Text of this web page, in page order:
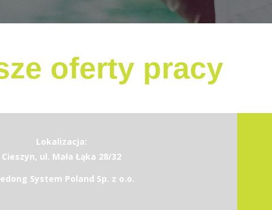
oferty pracy
Lokalizacja:
Cieszyn, ul. Mała Łąka 28/32
System Poland Sp. z o.o.